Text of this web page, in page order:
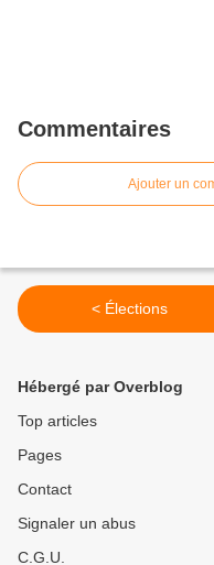
Commentaires
Ajouter un
< Élections
Hébergé par Overblog
Top articles
Pages
Contact
Signaler un abus
C.G.U.